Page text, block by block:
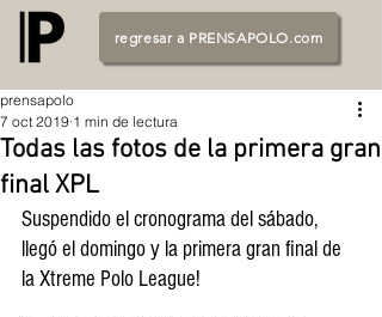
regresar a PRENSAPOLO.com
Todas las fotos de la primera gran
final XPL
prensapolo
7 oct 2019 1 min de lectura
Suspendido el cronograma del sábado,
llegó el domingo y la primera gran final de
la Xtreme Polo League!